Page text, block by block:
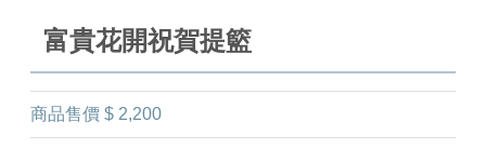
富貴花開祝賀提籃
商品售價 $ 2,200